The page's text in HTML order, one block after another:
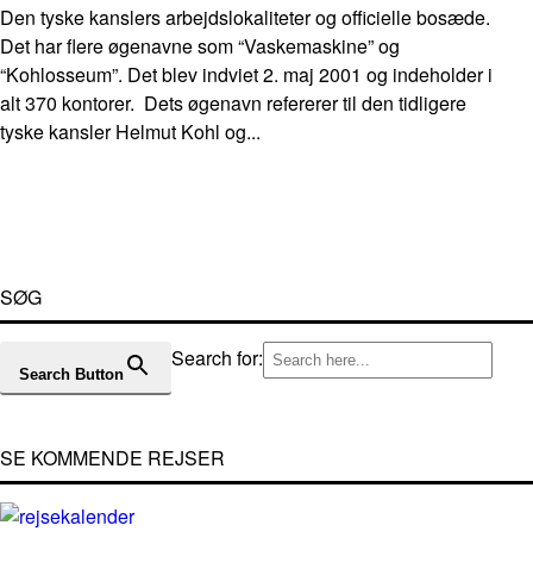
Den tyske kanslers arbejdslokaliteter og officielle bosæde.
Det har flere øgenavne som “Vaskemaskine” og
“Kohlosseum”. Det blev indviet 2. maj 2001 og indeholder i
alt 370 kontorer. Dets øgenavn refererer til den tidligere
tyske kansler Helmut Kohl og...
SØG
Search for:
Search Button
SE KOMMENDE REJSER